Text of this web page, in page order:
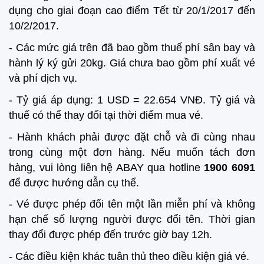
dụng cho giai đoạn cao điểm Tết từ 20/1/2017 đến
10/2/2017.
- Các mức giá trên đã bao gồm thuế phí sân bay và
hành lý ký gửi 20kg. Giá chưa bao gồm phí xuất vé
và phí dịch vụ.
- Tỷ giá áp dụng: 1 USD = 22.654 VNĐ. Tỷ giá và
thuế có thể thay đổi tại thời điểm mua vé.
- Hành khách phải được đặt chỗ và đi cùng nhau
trong cùng một đơn hàng. Nếu muốn tách đơn
hàng, vui lòng liên hệ ABAY qua hotline 1900 6091
để được hướng dẫn cụ thể.
- Vé được phép đổi tên một lần miễn phí và không
hạn chế số lượng người được đổi tên. Thời gian
thay đổi được phép đến trước giờ bay 12h.
- Các điều kiện khác tuân thủ theo điều kiện giá vé.